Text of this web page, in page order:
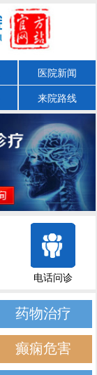
医院新闻
来院路线
电话问诊
药物治疗
癫痫危害